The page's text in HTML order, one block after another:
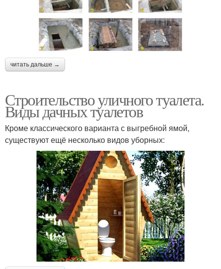
читать дальше →
Строительство уличного туалета.
Виды дачных туалетов
Кроме классического варианта с выгребной ямой,
существуют ещё несколько видов уборных: